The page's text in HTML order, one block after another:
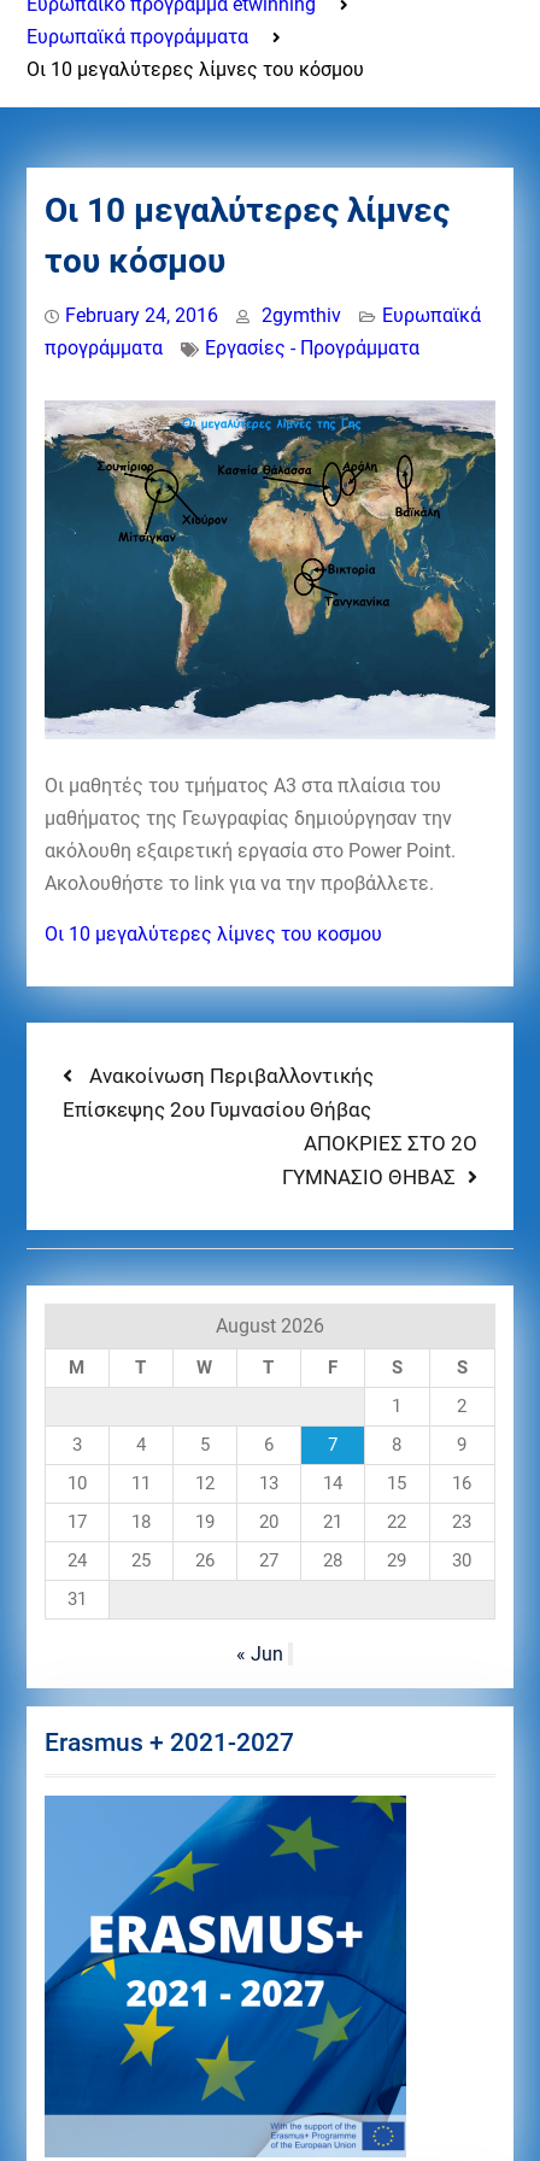
Eυρωπαϊκά προγράμματα
Οι 10 μεγαλύτερες λίμνες του κόσμου
Οι 10 μεγαλύτερες λίμνες
του κόσμου
February 24, 2016 2gymthiv
Eυρωπαϊκά
προγράμματα
Εργασίες - Προγράμματα
Οι μαθητές του τμήματος Α3 στα πλαίσια του
μαθήματος της Γεωγραφίας δημιούργησαν την
ακόλουθη εξαιρετική εργασία στο Power Point.
Ακολουθήστε το link για να την προβάλλετε.
Οι 10 μεγαλύτερες λίμνες του κοσμου
Ανακοίνωση Περιβαλλοντικής
Επίσκεψης 2ου Γυμνασίου Θήβας
ΑΠΟΚΡΙΕΣ ΣΤΟ 2Ο
ΓΥΜΝΑΣΙΟ ΘΗΒΑΣ
August 2026
M T W T F S
S
1
2
3
4 5 6 7 8
9
10
11 12 13 14 15
16
17
18 19 20 21 22
23
24
25 26 27 28 29
30
31
« Jun
Erasmus + 2021-2027